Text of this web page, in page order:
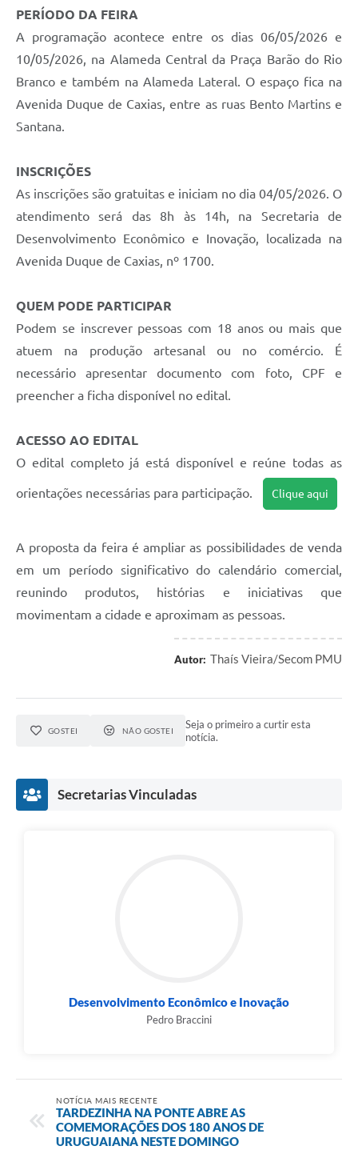
PERÍODO DA FEIRA
A programação acontece entre os dias 06/05/2026 e
10/05/2026, na Alameda Central da Praça Barão do Rio
Branco e também na Alameda Lateral. O espaço fica na
Avenida Duque de Caxias, entre as ruas Bento Martins e
Santana.
INSCRIÇÕES
As inscrições são gratuitas e iniciam no dia 04/05/2026. O
atendimento será das 8h às 14h, na Secretaria de
Desenvolvimento Econômico e Inovação, localizada na
Avenida Duque de Caxias, nº 1700.
QUEM PODE PARTICIPAR
Podem se inscrever pessoas com 18 anos ou mais que
atuem na produção artesanal ou no comércio. É
necessário apresentar documento com foto, CPF e
preencher a ficha disponível no edital.
ACESSO AO EDITAL
O edital completo já está disponível e reúne todas as
orientações necessárias para participação. Clique aqui
A proposta da feira é ampliar as possibilidades de venda
em um período significativo do calendário comercial,
reunindo produtos, histórias e iniciativas que
movimentam a cidade e aproximam as pessoas.
Autor: Thaís Vieira/Secom PMU
GOSTEI NÃO GOSTEI
Seja o primeiro a curtir esta
notícia.
Secretarias Vinculadas
Desenvolvimento Econômico e Inovação
Pedro Braccini
NOTÍCIA MAIS RECENTE
TARDEZINHA NA PONTE ABRE AS
COMEMORAÇÕES DOS 180 ANOS DE
URUGUAIANA NESTE DOMINGO